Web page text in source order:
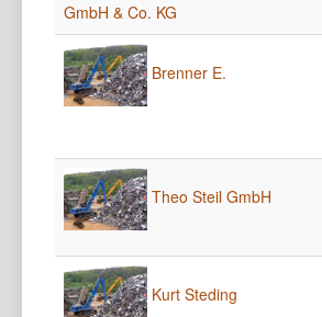
GmbH & Co. KG
Brenner E.
Theo Steil GmbH
Kurt Steding